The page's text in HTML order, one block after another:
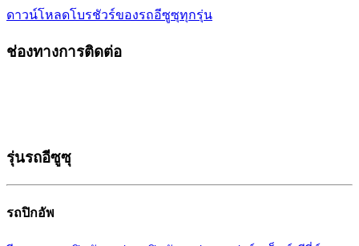
ดาวน์โหลดโบรชัวร์ของรถอีซูซุทุกรุ่น
ช่องทางการติดต่อ
รุ่นรถอีซูซุ
รถปิกอัพ